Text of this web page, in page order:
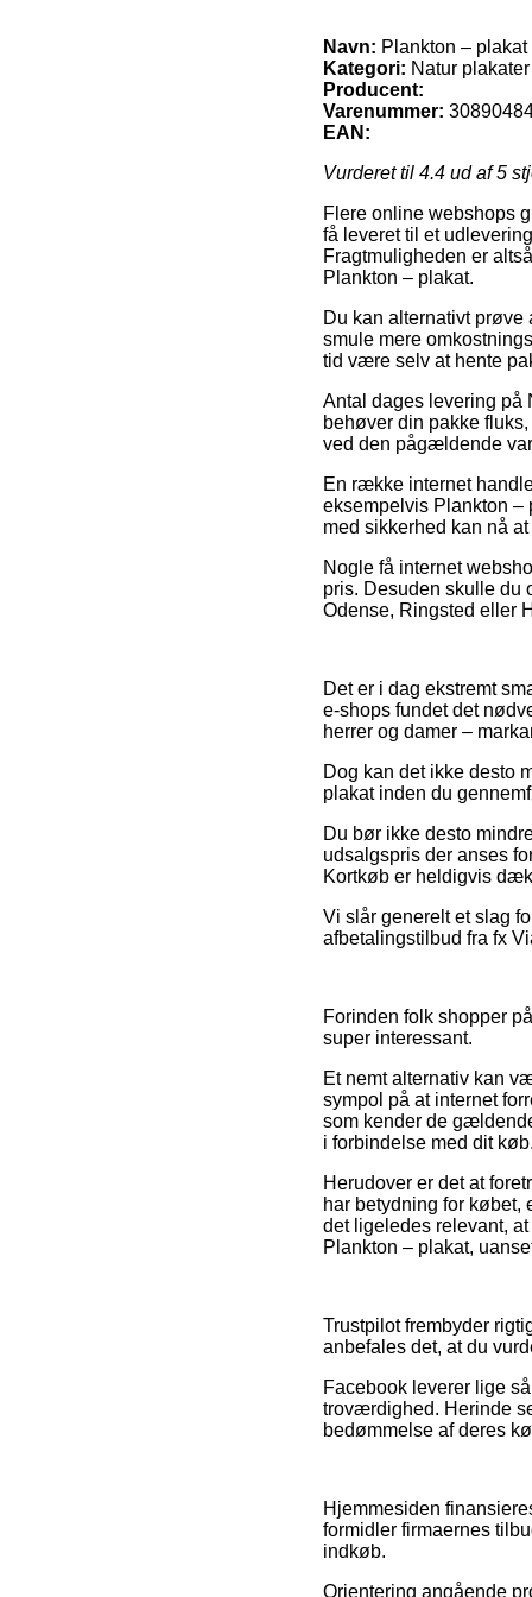
Navn: Plankton – plakat
Kategori: Natur
Producent:
Varenummer:
EAN:
Vurderet til 4.4 ud af 5
Flere online webshops
få leveret til et
Fragtmuligheden er
Plankton – plakat.
Du kan alternativt
smule mere
tid være selv at hente
Antal dages levering
behøver din pakke
ved den pågældende
En række internet
eksempelvis Plankton –
med sikkerhed kan nå
Nogle få internet
pris. Desuden skulle du
Odense, Ringsted eller
Det er i dag ekstremt
e-shops fundet det
herrer og damer –
Dog kan det ikke desto
plakat inden du
Du bør ikke desto
udsalgspris der anses
Kortkøb er heldigvis
Vi slår generelt et slag
afbetalingstilbud fra fx
Forinden folk shopper
super interessant.
Et nemt alternativ kan
sympol på at internet
som kender de
i forbindelse med dit
Herudover er det at
har betydning for købet,
det ligeledes relevant,
Plankton – plakat,
Trustpilot frembyder
anbefales det, at du
Facebook leverer lige
troværdighed. Herinde
bedømmelse af deres
Hjemmesiden
formidler firmaernes
indkøb.
Orientering angående